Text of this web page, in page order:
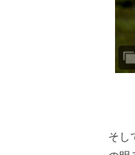
そし